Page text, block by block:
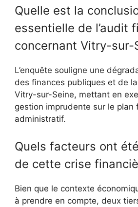
Quelle est la
essentielle de l’audit
concernant Vitry-sur-
L’enquête souligne une
des finances publiques et de
Vitry-sur-Seine, mettant en
gestion imprudente sur le plan
administratif.
Quels facteurs ont
de cette crise
Bien que le contexte
à prendre en compte, deux